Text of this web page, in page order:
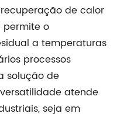
de calor
permite o
a temperaturas
processos
solução de
atende
seja em